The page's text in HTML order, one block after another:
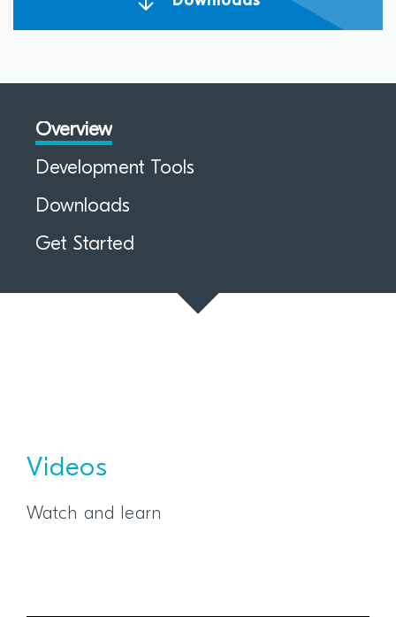
Overview
Development Tools
Downloads
Get Started
Videos
Watch and learn